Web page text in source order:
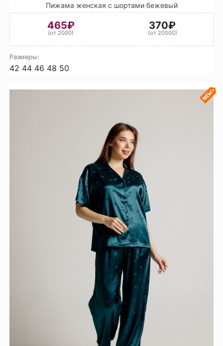
Пижама женская с шортами бежевый
465₽
(от 2000)
370₽
(от 20000)
Размеры:
42 44 46 48 50